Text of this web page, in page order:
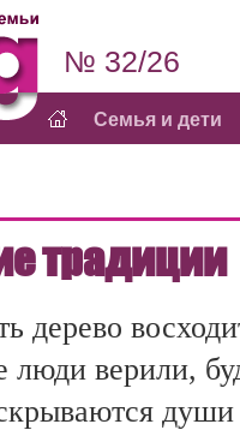
традиции
дерево
верили,
души
№ 32/26
Семья и дети